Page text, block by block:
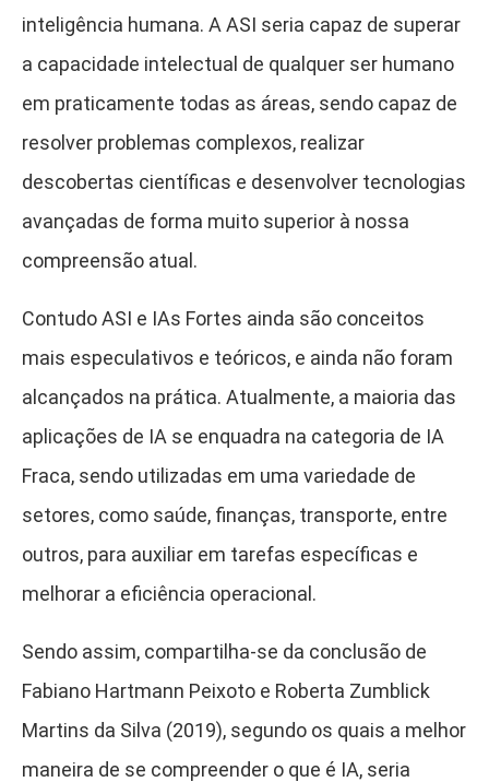
inteligência humana. A ASI seria capaz de superar
a capacidade intelectual de qualquer ser humano
em praticamente todas as áreas, sendo capaz de
resolver problemas complexos, realizar
descobertas científicas e desenvolver tecnologias
avançadas de forma muito superior à nossa
compreensão atual.
Contudo ASI e IAs Fortes ainda são conceitos
mais especulativos e teóricos, e ainda não foram
alcançados na prática. Atualmente, a maioria das
aplicações de IA se enquadra na categoria de IA
Fraca, sendo utilizadas em uma variedade de
setores, como saúde, finanças, transporte, entre
outros, para auxiliar em tarefas específicas e
melhorar a eficiência operacional.
Sendo assim, compartilha-se da conclusão de
Fabiano Hartmann Peixoto e Roberta Zumblick
Martins da Silva (2019), segundo os quais a melhor
maneira de se compreender o que é IA, seria